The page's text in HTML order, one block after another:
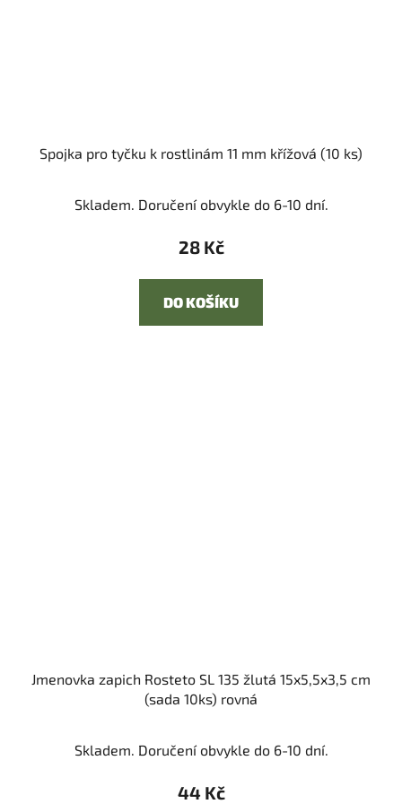
Spojka pro tyčku k rostlinám 11 mm křížová (10 ks)
Skladem. Doručení obvykle do 6-10 dní.
28 Kč
DO KOŠÍKU
Jmenovka zapich Rosteto SL 135 žlutá 15x5,5x3,5 cm
(sada 10ks) rovná
Skladem. Doručení obvykle do 6-10 dní.
44 Kč